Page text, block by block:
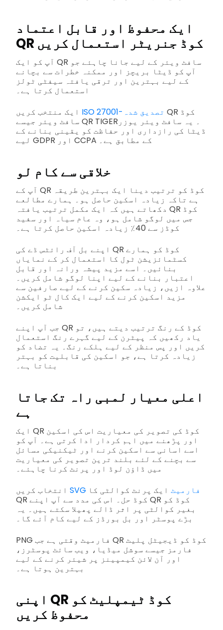
ایک محفوظ اور قابل اعتماد
QR کوڈ جنریٹر استعمال کریں
آپ کو ایک QR سافٹ ویئر کے لیے جانا چاہئے جو
آپ کو ڈیٹا بریچز اور ممکنہ خطرات سے بچانے
کے لیے بہترین اور ترقی یافتہ سیفٹی ٹولز
استعمال کرتا ہے۔
ISO 27001-تصدیق شدہ QR کوڈ
سافٹ ویئر جیسے QR TIGER۔ یہ سافٹ ویئر یوزر
ڈیٹا کی رازداری اور حفاظت کو یقینی بنانے کے
لیے GDPR اور CCPA کے مطابق ہے۔
خلاقی سے کام لو
آپ کے QR کوڈ کو ترتیب دینا ایک بہترین طریقہ
ہے تاکہ زیادہ اسکین حاصل ہو۔ ہمارے مطالعے
دکھاتے ہیں کہ ایک مکمل ترتیب یافتہ QR کوڈ
جس میں لوگو شامل ہو، وہ عام سیاہ اور سفید
کوڈز سے 40٪ زیادہ اسکین حاصل کرتا ہے۔
اپنے بل آف رائٹس ڈے کی QR کوڈ کو ہمارے
کسٹمائزیشن ٹول کا استعمال کر کے نمایاں
بنائیں۔ اسے مزید پیشہ ورانہ اور قابل
اعتبار بنانے کے لیے اپنا لوگو شامل کریں۔
علاوہ ازیں، زیادہ سکین کرنے کے لیے صارفین سے
مزید اسکین کرنے کے لیے ایک کال ٹو ایکشن
شامل کریں۔
جب آپ اپنے QR کوڈ کے رنگ ترتیب دیتے ہیں، تو
یاد رکھیں کہ پیٹرن کے لیے گہرے رنگ استعمال
کریں اور پس منظر کے لیے ہلکے رنگ۔ یہ تضاد کو
زیادہ کرتا ہے، جو اسکین کی قابلیت کو بہتر
بناتا ہے۔
اعلی معیار لمبی راہ تک جاتا
ہے
ایک QR کوڈ کی تصویر کی معیاریت اس کی اسکین
اور پڑھنے میں اہم کردار ادا کرتی ہے۔ آپ کو
اسے اسانی سے اسکین کرنے اور ٹیکنیکی مسائل
سے بچنے کے لئے بلند ترین تصویر کی معیاریت
میں ڈاؤن لوڈ اور پرنٹ کرنا چاہئے۔
SVG فارمیٹ ایک پرنٹ کوالٹی کا
QR کوڈ حل۔ اس کی مدد سے آپ اپنے QR کوڈ کو
بغیر کوالٹی پر اثر ڈالے پھیلا سکتے ہیں۔ یہ
بڑے پوسٹر اور بل بورڈز کے لیے کام آئے گا۔
PNG فارمیٹ وقتی ہے جب QR کوڈ کو ڈیجیٹل پلیٹ
فارمز جیسے سوشل میڈیا، ویب سائٹ پوسٹرز،
اور آن لائن کیمپینز پر شیئر کرنے کے لیے
بہترین ہوتا ہے۔
اپنی QR کوڈ ٹیمپلیٹ کو
محفوظ کریں